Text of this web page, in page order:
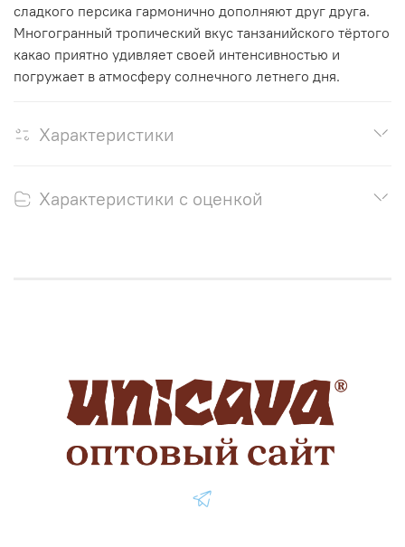
сладкого персика гармонично дополняют друг друга.
Многогранный тропический вкус танзанийского тёртого
какао приятно удивляет своей интенсивностью и
погружает в атмосферу солнечного летнего дня.
Характеристики
Характеристики с оценкой